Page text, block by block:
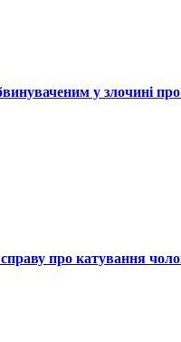
у злочині про
про катування